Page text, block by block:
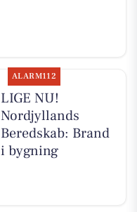
ALARM112
LIGE NU!
Nordjyllands
Beredskab: Brand
i bygning